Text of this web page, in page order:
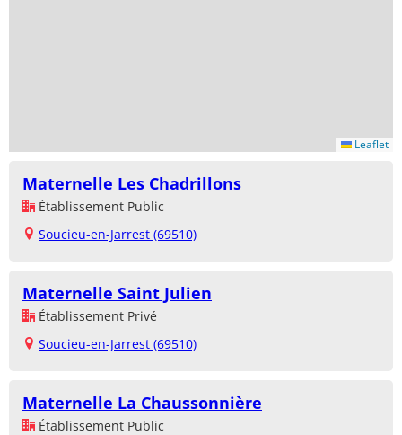
Leaflet
Maternelle Les Chadrillons
Établissement Public
Soucieu-en-Jarrest (69510)
Maternelle Saint Julien
Établissement Privé
Soucieu-en-Jarrest (69510)
Maternelle La Chaussonnière
Établissement Public